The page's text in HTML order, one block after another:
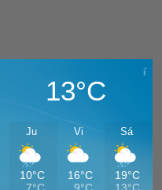
13°C
Ju
10°C
Vi
16°C
Sá
19°C